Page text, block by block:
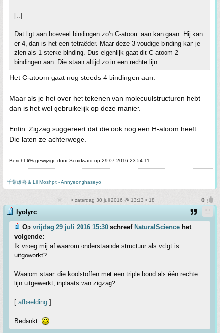
[..]
Dat ligt aan hoeveel bindingen zo'n C-atoom aan kan gaan. Hij kan
er 4, dan is het een tetraëder. Maar deze 3-voudige binding kan je
zien als 1 sterke binding. Dus eigenlijk gaat dit C-atoom 2
bindingen aan. Die staan altijd zo in een rechte lijn.
Het C-atoom gaat nog steeds 4 bindingen aan.
Maar als je het over het tekenen van molecuulstructuren hebt
dan is het wel gebruikelijk op deze manier.
Enfin. Zigzag suggereert dat die ook nog een H-atoom heeft.
Die laten ze achterwege.
Bericht 6% gewijzigd door Scuidward op 29-07-2016 23:54:11
千葉雄喜 & Lil Moshpit - Annyeonghaseyo
• zaterdag 30 juli 2016 @ 13:13 • 18
lyolyrc
Op vrijdag 29 juli 2016 15:30 schreef NaturalScience het
volgende:
Ik vroeg mij af waarom onderstaande structuur als volgt is
uitgewerkt?
Waarom staan die koolstoffen met een triple bond als één rechte
lijn uitgewerkt, inplaats van zigzag?
[ afbeelding ]
Bedankt.